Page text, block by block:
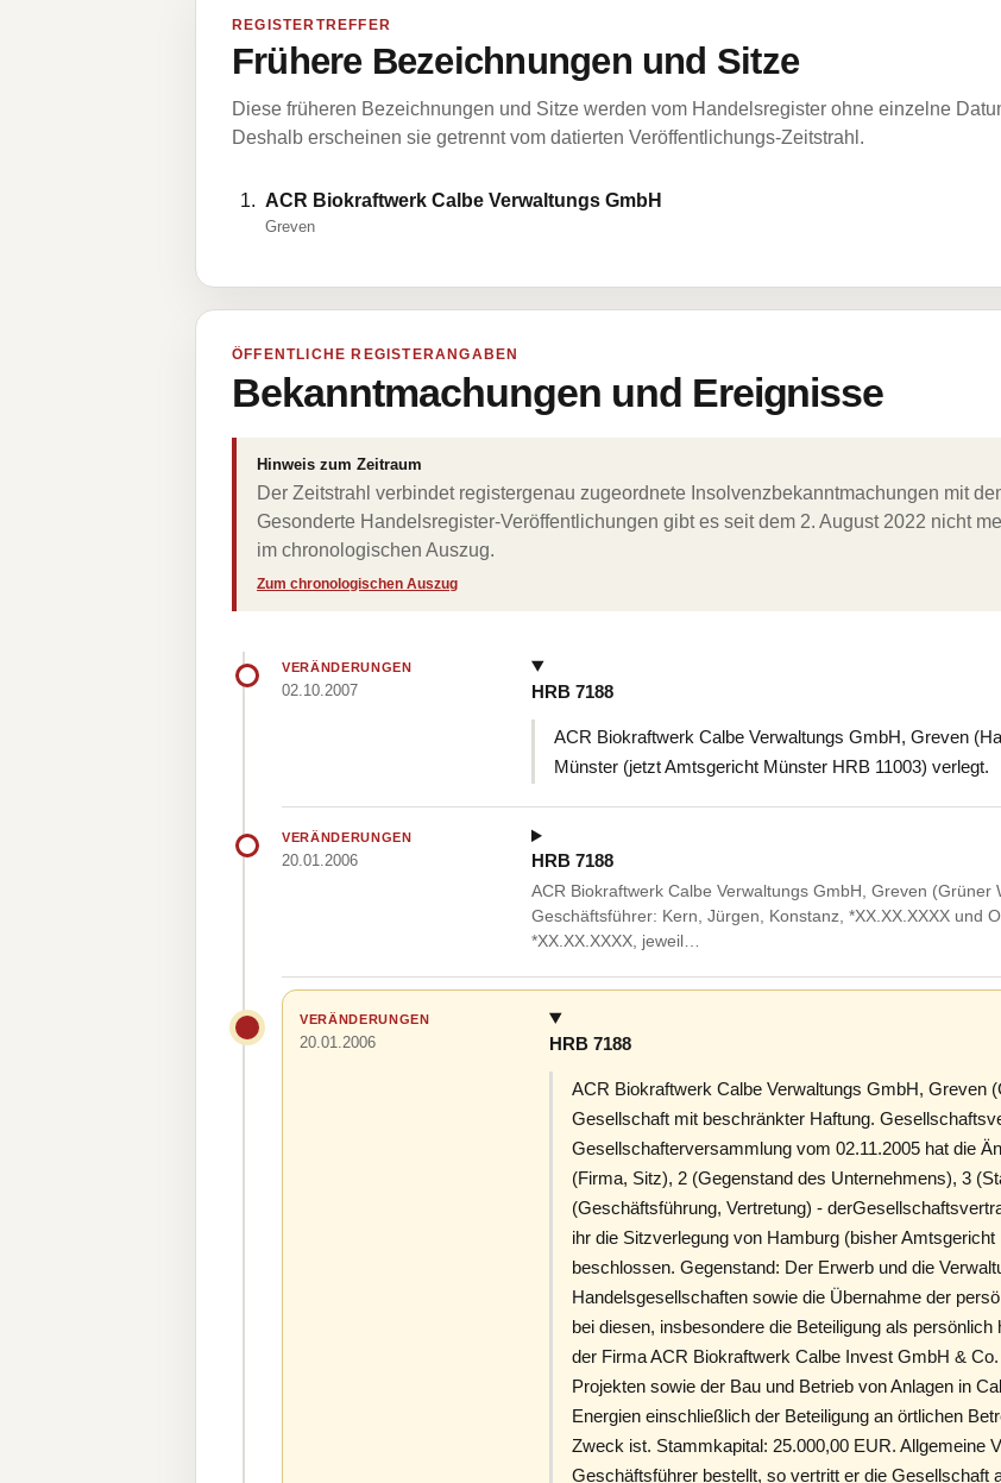
REGISTERTREFFER
Frühere Bezeichnungen und Sitze
Diese früheren Bezeichnungen und Sitze werden vom Handelsregister ohne einzelne
Deshalb erscheinen sie getrennt vom datierten Veröffentlichungs-Zeitstrahl.
ACR Biokraftwerk Calbe Verwaltungs GmbH
Greven
ÖFFENTLICHE REGISTERANGABEN
Bekanntmachungen und Ereignisse
Hinweis zum Zeitraum
Der Zeitstrahl verbindet registergenau zugeordnete Insolvenzbekanntmachungen mit
Gesonderte Handelsregister-Veröffentlichungen gibt es seit dem 2. August 2022 nicht
im chronologischen Auszug.
Zum chronologischen Auszug
VERÄNDERUNGEN
02.10.2007 HRB 7188
ACR Biokraftwerk Calbe Verwaltungs GmbH, Greven
Münster (jetzt Amtsgericht Münster HRB 11003) verlegt.
VERÄNDERUNGEN
20.01.2006 HRB 7188
ACR Biokraftwerk Calbe Verwaltungs GmbH, Greven
Geschäftsführer: Kern, Jürgen, Konstanz, *XX.XX.XXXX und
*XX.XX.XXXX, jeweil…
VERÄNDERUNGEN
20.01.2006 HRB 7188
ACR Biokraftwerk Calbe Verwaltungs GmbH, Greven
Gesellschaft mit beschränkter Haftung.
Gesellschafterversammlung vom 02.11.2005 hat die
(Firma, Sitz), 2 (Gegenstand des Unternehmens), 3
(Geschäftsführung, Vertretung) -
ihr die Sitzverlegung von Hamburg (bisher
beschlossen. Gegenstand: Der Erwerb und die
Handelsgesellschaften sowie die Übernahme der
bei diesen, insbesondere die Beteiligung als
der Firma ACR Biokraftwerk Calbe Invest GmbH &
Projekten sowie der Bau und Betrieb von Anlagen in
Energien einschließlich der Beteiligung an örtlichen
Zweck ist. Stammkapital: 25.000,00 EUR. Allgemeine
Geschäftsführer bestellt, so vertritt er die Gesellschaft